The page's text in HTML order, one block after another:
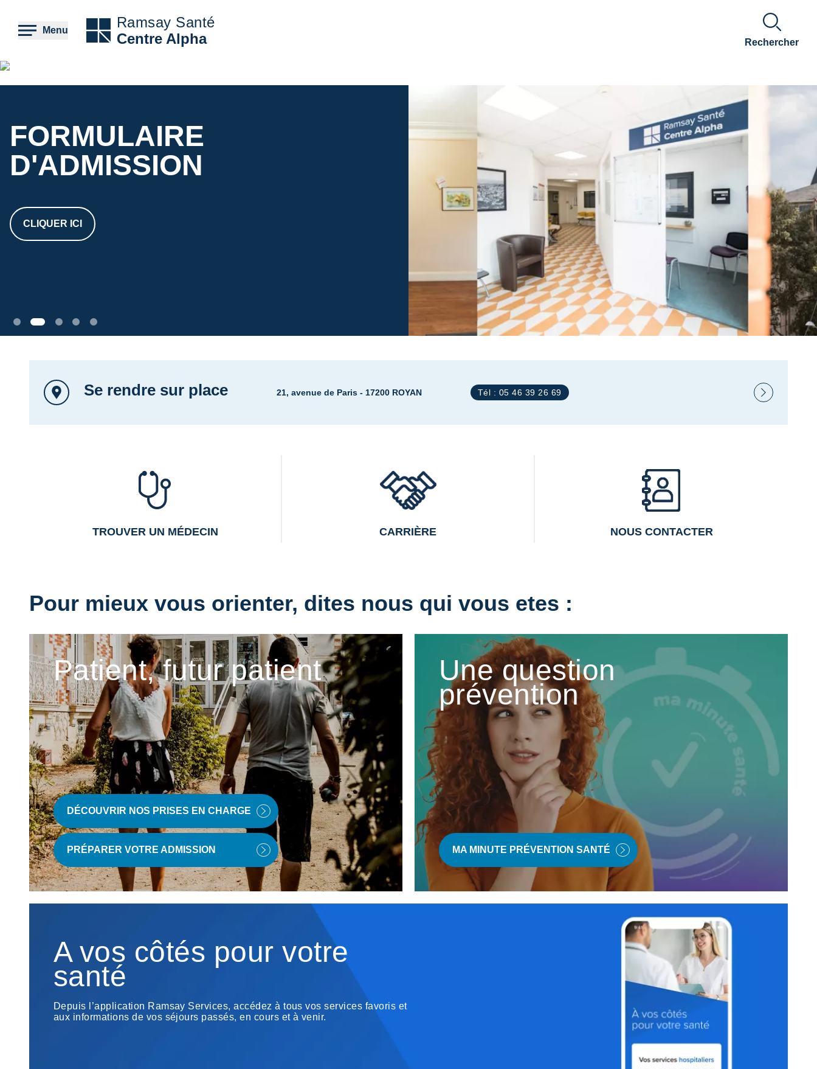
contenu
principal
Menu
Ramsay Santé
Centre Alpha
Rechercher
Contenu
HTML
La santé
compte bien
plus que les
chiffres ...
Mais certains
chiffres comptent
FORMULAIRE
D'ADMISSION
CLIQUER ICI
Se rendre sur place 21, avenue de Paris - 17200 ROYAN Tél : 05 46 39 26 69
TROUVER UN MÉDECIN CARRIÈRE NOUS CONTACTER
Pour mieux vous orienter, dites nous qui vous etes :
Patient, futur patient
DÉCOUVRIR NOS PRISES EN CHARGE
PRÉPARER VOTRE ADMISSION
Une question
prévention
MA MINUTE PRÉVENTION SANTÉ
A vos côtés pour votre
santé
Depuis l’application Ramsay Services, accédez à tous vos services favoris et
aux informations de vos séjours passés, en cours et à venir.